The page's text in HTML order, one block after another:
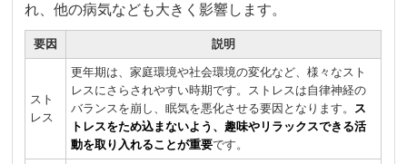
れ、他の病気なども大きく影響します。
要因 説明
スト
レス
更年期は、家庭環境や社会環境の変化など、様々なスト
レスにさらされやすい時期です。ストレスは自律神経の
バランスを崩し、眠気を悪化させる要因となります。
ス
トレスをため込まないよう、趣味やリラックスできる活
動を取り入れることが重要です。